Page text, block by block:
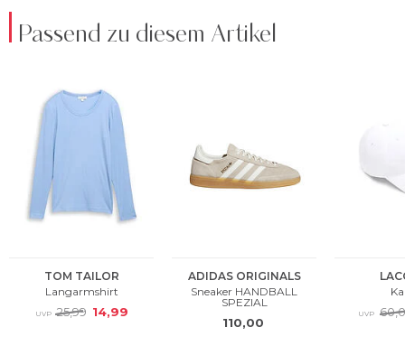
Passend zu diesem Artikel